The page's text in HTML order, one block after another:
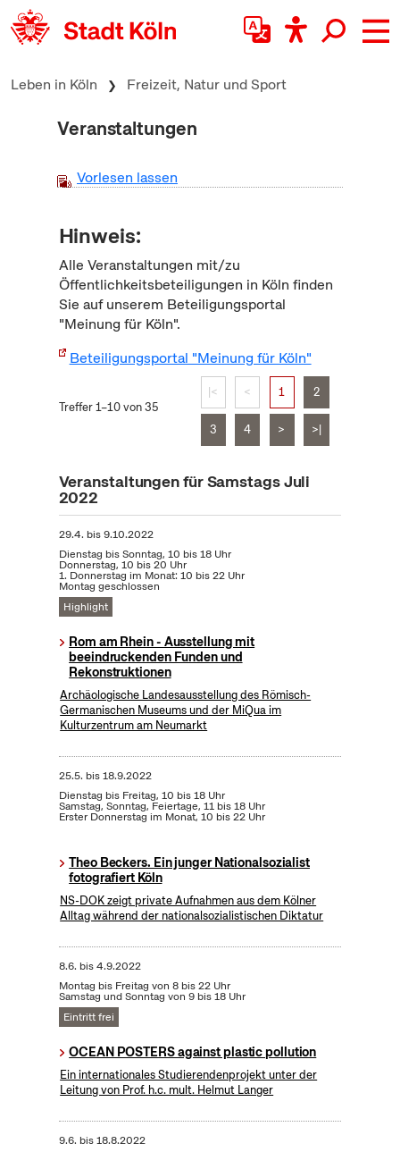
zum Inhalt springen
Leben in Köln Freizeit, Natur und Sport
Veranstaltungen
Vorlesen lassen
Hinweis:
Alle Veranstaltungen mit/zu
Öffentlichkeitsbeteiligungen in Köln finden
Sie auf unserem Beteiligungsportal
"Meinung für Köln".
Beteiligungsportal "Meinung für Köln"
Treffer 1–10 von 35
|< < 1 2
3 4 > >|
Veranstaltungen für Samstags Juli
2022
29.4. bis9.10.2022
Dienstag bis Sonntag, 10 bis 18 Uhr
Donnerstag, 10 bis 20 Uhr
1. Donnerstag im Monat: 10 bis 22 Uhr
Montag geschlossen
Highlight
Rom am Rhein - Ausstellung mit
beeindruckenden Funden und
Rekonstruktionen
Archäologische Landesausstellung des Römisch-
Germanischen Museums und der MiQua im
Kulturzentrum am Neumarkt
25.5. bis18.9.2022
Dienstag bis Freitag, 10 bis 18 Uhr
Samstag, Sonntag, Feiertage, 11 bis 18 Uhr
Erster Donnerstag im Monat, 10 bis 22 Uhr
Theo Beckers. Ein junger Nationalsozialist
fotografiert Köln
NS-DOK zeigt private Aufnahmen aus dem Kölner
Alltag während der nationalsozialistischen Diktatur
8.6. bis4.9.2022
Montag bis Freitag von 8 bis 22 Uhr
Samstag und Sonntag von 9 bis 18 Uhr
Eintritt frei
OCEAN POSTERS against plastic pollution
Ein internationales Studierendenprojekt unter der
Leitung von Prof. h.c. mult. Helmut Langer
9.6. bis18.8.2022